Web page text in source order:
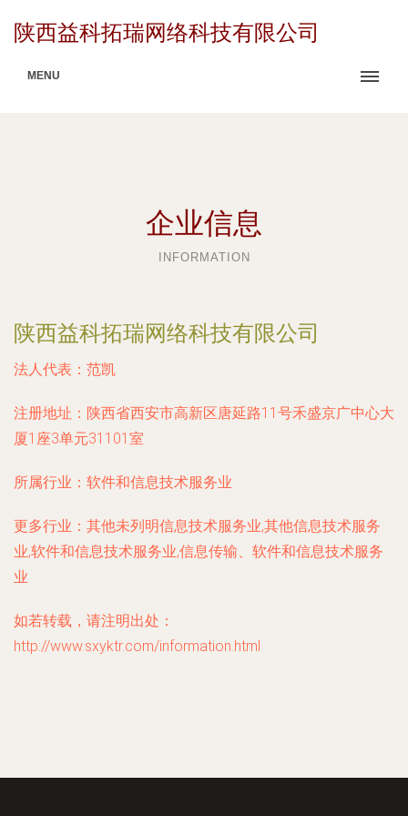
陕西益科拓瑞网络科技有限公司
MENU
企业信息
INFORMATION
陕西益科拓瑞网络科技有限公司
法人代表： 范凯
注册地址： 陕西省西安市高新区唐延路11号禾盛京广中心大
厦1座3单元31101室
所属行业： 软件和信息技术服务业
更多行业： 其他未列明信息技术服务业,其他信息技术服务
业,软件和信息技术服务业,信息传输、软件和信息技术服务
业
如若转载，请注明出处：
http://www.sxyktr.com/information.html